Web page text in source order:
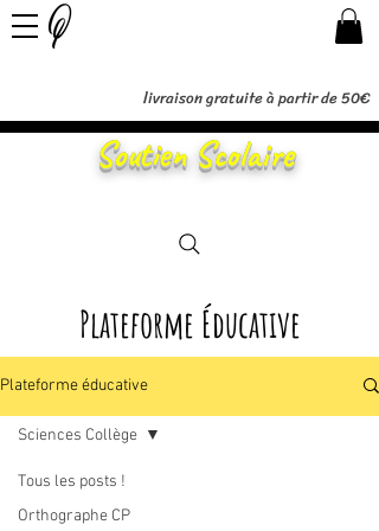
livraison gratuite à partir de 50€
Soutien Scolaire
Plateforme Éducative
Plateforme éducative
Tous les posts !
Orthographe CP
Sciences Collège
Posts à venir